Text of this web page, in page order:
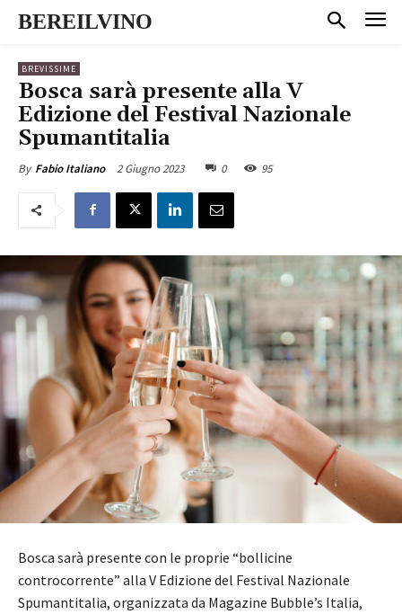
BEREILVINO
BREVISSIME
Bosca sarà presente alla V
Edizione del Festival Nazionale
Spumantitalia
By Fabio Italiano 2 Giugno 2023 0 95
Bosca sarà presente con le proprie “bollicine
controcorrente” alla V Edizione del Festival Nazionale
Spumantitalia, organizzata da Magazine Bubble’s Italia,